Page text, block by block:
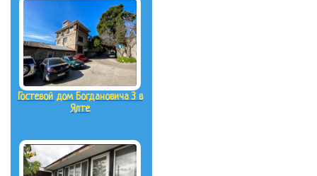
Гостевой дом Богдановича 3 в
Ялте